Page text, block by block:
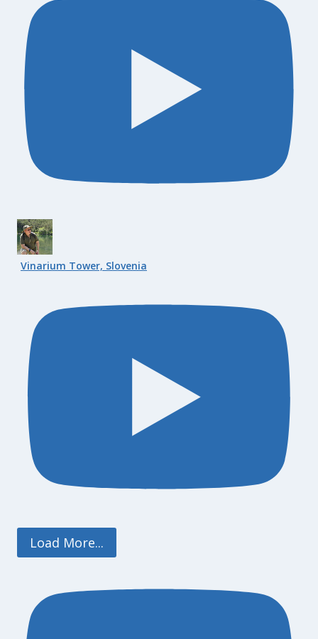
Vinarium Tower, Slovenia
Load More...